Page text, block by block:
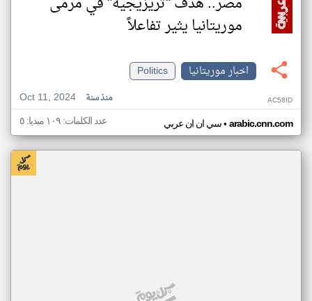
موريتانيا يثير تفاعلاً
اخبار موريتانيا
Politics
Oct 11, 2024
منذ سنة AC58ID
سي ان ان عربي• arabic.cnn.com عدد الكلمات: ١٠٩ ميديا: ٥